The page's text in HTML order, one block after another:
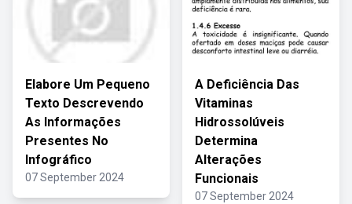
Elabore Um Pequeno
Texto Descrevendo
As Informações
Presentes No
Infográfico
07 September 2024
A Deficiência Das
Vitaminas
Hidrossolúveis
Determina
Alterações
Funcionais
07 September 2024